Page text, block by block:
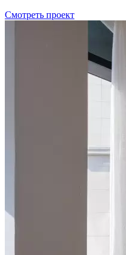
Смотреть проект